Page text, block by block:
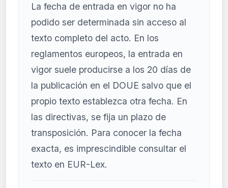
La fecha de entrada en vigor no ha
podido ser determinada sin acceso al
texto completo del acto. En los
reglamentos europeos, la entrada en
vigor suele producirse a los 20 días de
la publicación en el DOUE salvo que el
propio texto establezca otra fecha. En
las directivas, se fija un plazo de
transposición. Para conocer la fecha
exacta, es imprescindible consultar el
texto en EUR-Lex.